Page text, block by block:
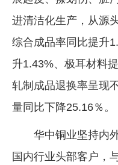
进清洁化生产，从源
综合成品率同比提升
升1.43%、极耳材料
轧制成品退换率呈现
量同比下降25.16％。
华中铜业坚持内
国内行业头部客户，